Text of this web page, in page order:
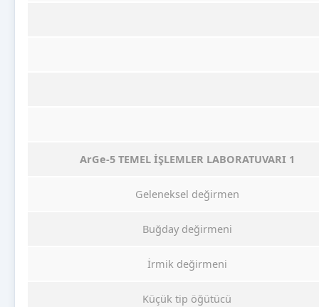
ArGe-5 TEMEL İŞLEMLER LABORATUVARI 1
Geleneksel değirmen
Buğday değirmeni
İrmik değirmeni
Küçük tip öğütücü